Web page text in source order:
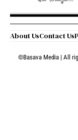
About UsContact Us
©Basava Media | All